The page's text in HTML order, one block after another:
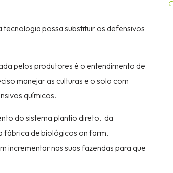
tecnologia possa substituir os defensivos
pelos produtores é o entendimento de
manejar as culturas e o solo com
químicos.
do sistema plantio direto, da
fábrica de biológicos on farm,
incrementar nas suas fazendas para que